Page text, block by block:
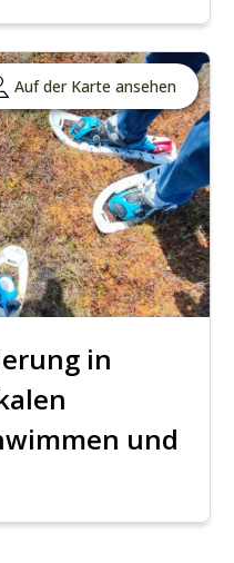
Auf der Karte ansehen
in
und